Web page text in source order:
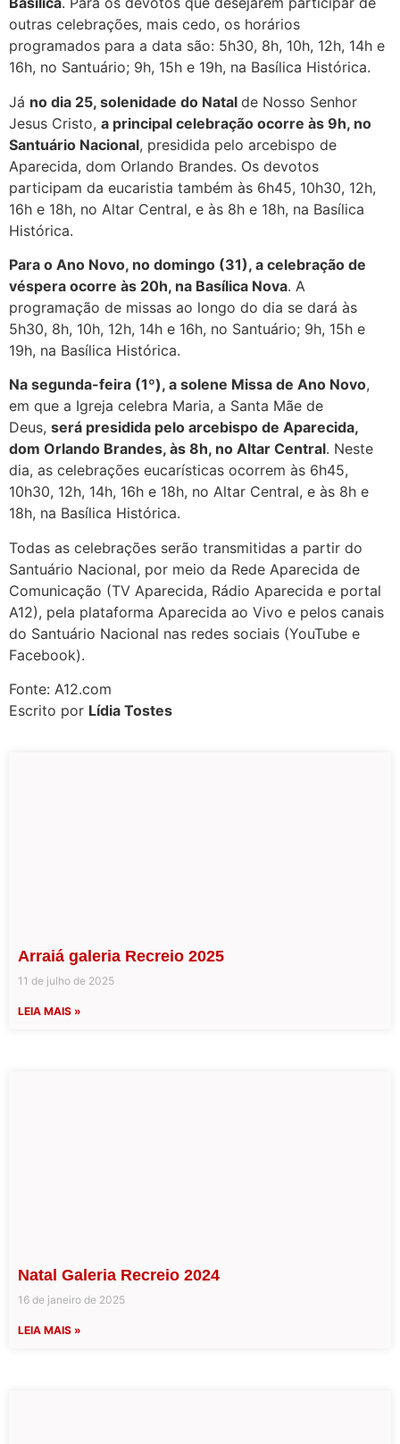
outras celebrações, mais cedo, os horários
programados para a data são: 5h30, 8h, 10h, 12h, 14h e
16h, no Santuário; 9h, 15h e 19h, na Basílica Histórica.
Já no dia 25, solenidade do Natal de Nosso Senhor
Jesus Cristo, a principal celebração ocorre às 9h, no
Santuário Nacional, presidida pelo arcebispo de
Aparecida, dom Orlando Brandes. Os devotos
participam da eucaristia também às 6h45, 10h30, 12h,
16h e 18h, no Altar Central, e às 8h e 18h, na Basílica
Histórica.
Para o Ano Novo, no domingo (31), a celebração de
véspera ocorre às 20h, na Basílica Nova. A
programação de missas ao longo do dia se dará às
5h30, 8h, 10h, 12h, 14h e 16h, no Santuário; 9h, 15h e
19h, na Basílica Histórica.
Na segunda-feira (1º), a solene Missa de Ano Novo,
em que a Igreja celebra Maria, a Santa Mãe de
Deus, será presidida pelo arcebispo de Aparecida,
dom Orlando Brandes, às 8h, no Altar Central. Neste
dia, as celebrações eucarísticas ocorrem às 6h45,
10h30, 12h, 14h, 16h e 18h, no Altar Central, e às 8h e
18h, na Basílica Histórica.
Todas as celebrações serão transmitidas a partir do
Santuário Nacional, por meio da Rede Aparecida de
Comunicação (TV Aparecida, Rádio Aparecida e portal
A12), pela plataforma Aparecida ao Vivo e pelos canais
do Santuário Nacional nas redes sociais (YouTube e
Facebook).
Fonte: A12.com
Escrito por Lídia Tostes
Arraiá galeria Recreio 2025
11 de julho de 2025
LEIA MAIS »
Natal Galeria Recreio 2024
16 de janeiro de 2025
LEIA MAIS »